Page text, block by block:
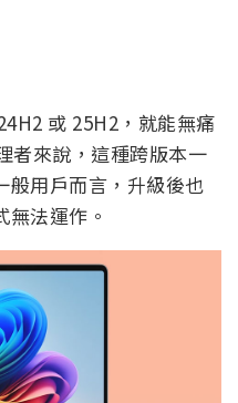
或 25H2，就能無痛
者來說，這種跨版本一
般用戶而言，升級後也
法運作。